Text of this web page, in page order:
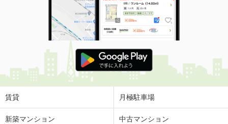
賃貸 月極駐車場
新築マンション 中古マンション